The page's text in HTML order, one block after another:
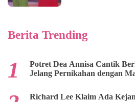
Berita Trending
Potret Dea Annisa Cantik
Jelang Pernikahan dengan
Richard Lee Klaim Ada